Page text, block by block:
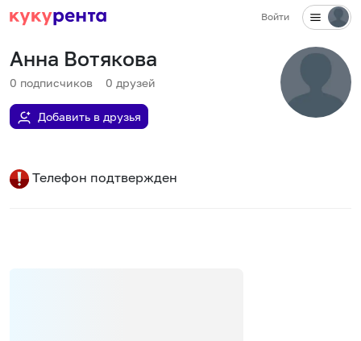
Войти
Анна Вотякова
0 подписчиков 0 друзей
Добавить в друзья
Телефон подтвержден